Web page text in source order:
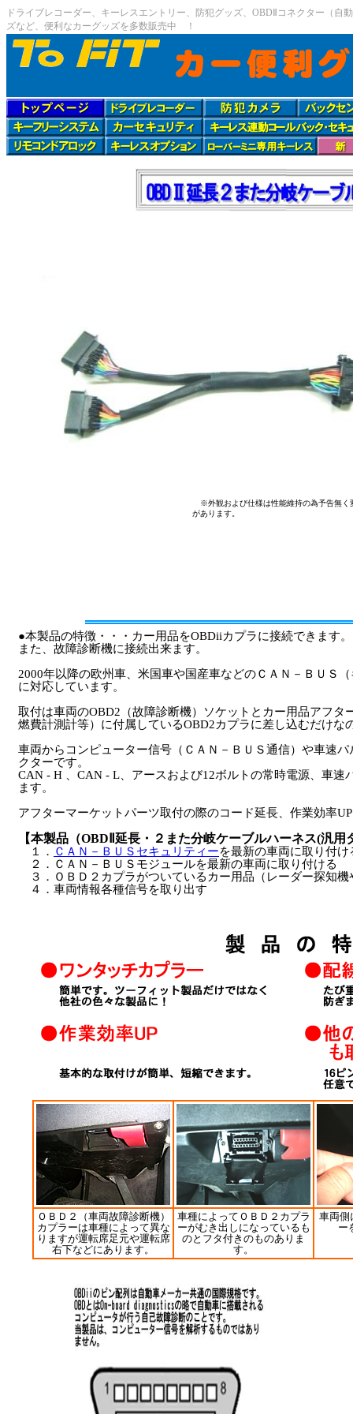
ドライブレコーダー、キーレスエントリー、防犯グッズ、OBDⅡコネクター（
ズなど、便利なカーグッズを多数販売中 ！
※外観および仕様は性能維持の為予告無く変更
があります。
●本製品の特徴・・・カー用品をOBDiiカプラに接続できます。
また、故障診断機に接続出来ます。
2000年以降の欧州車、米国車や国産車などのＣＡＮ－ＢＵＳ
に対応しています。
取付は車両のOBD2（故障診断機）ソケットとカー用品アフ
燃費計測計等）に付属しているOBD2カプラに差し込むだけな
車両からコンピューター信号（ＣＡＮ－ＢＵＳ通信）や車速
クターです。
CAN - H 、CAN - L、アースおよび12ボルトの常時電源、車
ます。
アフターマーケットパーツ取付の際のコード延長、作業効率
【本製品（OBDⅡ延長・２また分岐ケーブルハーネス(汎用
１． ＣＡＮ－ＢＵＳセキュリティーを最新の車両に取り付け
２．ＣＡＮ－ＢＵＳモジュールを最新の車両に取り付ける
３．ＯＢＤ２カプラがついているカー用品（レーダー探知
４．車両情報各種信号を取り出す
ＯＢＤ２（車両故障診断機）
カプラーは車種によって異な
りますが運転席足元や運転席
右下などにあります。
車種によってＯＢＤ２カプラ
ーがむき出しになっているも
のとフタ付きのものありま
す。
車両側
ー